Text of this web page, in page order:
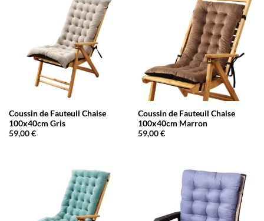
Coussin de Fauteuil Chaise
100x40cm Gris
59,00€
Coussin de Fauteuil Chaise
100x40cm Marron
59,00€